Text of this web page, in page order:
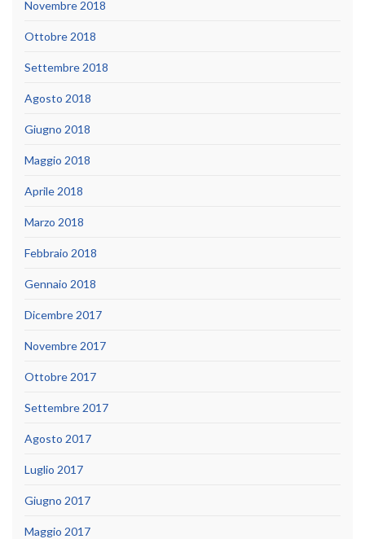
Novembre 2018
Ottobre 2018
Settembre 2018
Agosto 2018
Giugno 2018
Maggio 2018
Aprile 2018
Marzo 2018
Febbraio 2018
Gennaio 2018
Dicembre 2017
Novembre 2017
Ottobre 2017
Settembre 2017
Agosto 2017
Luglio 2017
Giugno 2017
Maggio 2017